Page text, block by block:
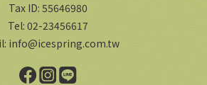
Tax ID: 55646980
Tel: 02-23456617
info@icespring.com.tw